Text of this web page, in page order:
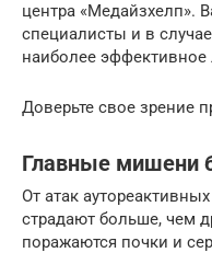
центра «Медайзхелп».
специалисты и в
наиболее эффективное
Доверьте свое зрение
Главные мишени
От атак
страдают больше, чем
поражаются почки и